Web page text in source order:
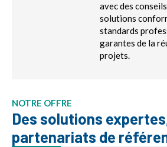
avec des
solutions
standards
garantes de la
projets.
NOTRE OFFRE
Des solutions
partenariats de